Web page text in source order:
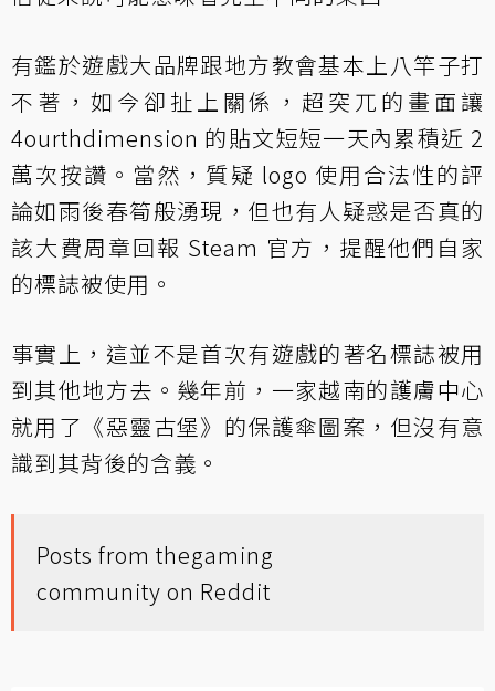
有鑑於遊戲大品牌跟地方教會基本上八竿子打
不著，如今卻扯上關係，超突兀的畫面讓
4ourthdimension 的貼文短短一天內累積近 2
萬次按讚。當然，質疑 logo 使用合法性的評
論如雨後春筍般湧現，但也有人疑惑是否真的
該大費周章回報 Steam 官方，提醒他們自家
的標誌被使用。
事實上，這並不是首次有遊戲的著名標誌被用
到其他地方去。幾年前，一家越南的護膚中心
就用了《惡靈古堡》的保護傘圖案，但沒有意
識到其背後的含義。
Posts from thegaming
community on Reddit